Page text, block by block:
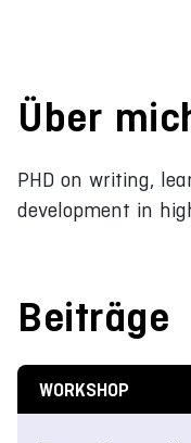
Über
PHD on writing,
development in
Beiträge
WORKSHOP